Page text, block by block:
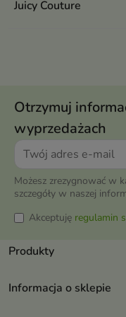
Juicy Couture
Otrzymuj
wyprzedażach
Możesz zrezygnować w
szczegóły w naszej
Akceptuję regulamin
Produkty
Informacja o sklepie